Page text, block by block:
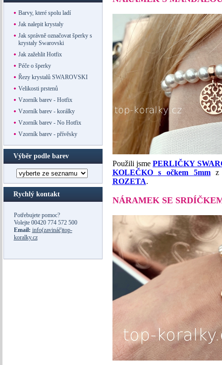
Barvy, které spolu ladí
Jak nalepit krystaly
Jak správně označovat šperky s
krystaly Swarovski
Jak zažehlit Hotfix
Péče o šperky
Řezy krystalů SWAROVSKI
Velikosti prstenů
Vzorník barev - Hotfix
Vzorník barev - korálky
Vzorník barev - No Hotfix
Vzorník barev - přívěsky
Výběr podle barev
Rychlý kontakt
Potřebujete pomoc?
Volejte 00420 774 572 500
Email: info(zavináč)top-
koralky.cz
Použili jsmePERLIČKY
KOLEČKO s očkem 5mmz
ROZETA.
NÁRAMEK SE